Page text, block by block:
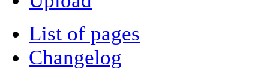
List of pages
Changelog